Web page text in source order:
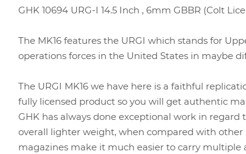
GHK 10694 URG-I 14.5 Inch , 6mm GBBR (Colt
The MK16 features the URGI which stands for
operations forces in the United States in maybe
The URGI MK16 we have here is a faithful
fully licensed product so you will get authentic
GHK has always done exceptional work in
overall lighter weight, when compared with
magazines make it much easier to carry multiple